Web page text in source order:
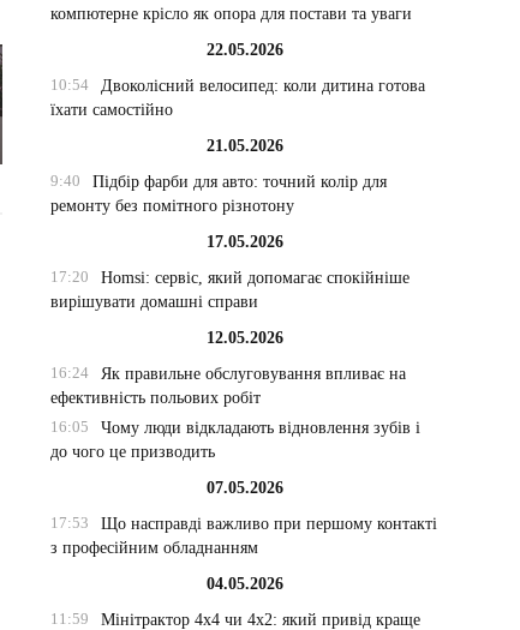
компютерне крісло як опора для постави та уваги
22.05.2026
10:54
Двоколісний велосипед: коли дитина готова
їхати самостійно
21.05.2026
9:40
Підбір фарби для авто: точний колір для
ремонту без помітного різнотону
17.05.2026
17:20
Homsi: сервіс, який допомагає спокійніше
вирішувати домашні справи
12.05.2026
16:24
Як правильне обслуговування впливає на
ефективність польових робіт
16:05
Чому люди відкладають відновлення зубів і
до чого це призводить
07.05.2026
17:53
Що насправді важливо при першому контакті
з професійним обладнанням
04.05.2026
11:59
Мінітрактор 4х4 чи 4х2: який привід краще